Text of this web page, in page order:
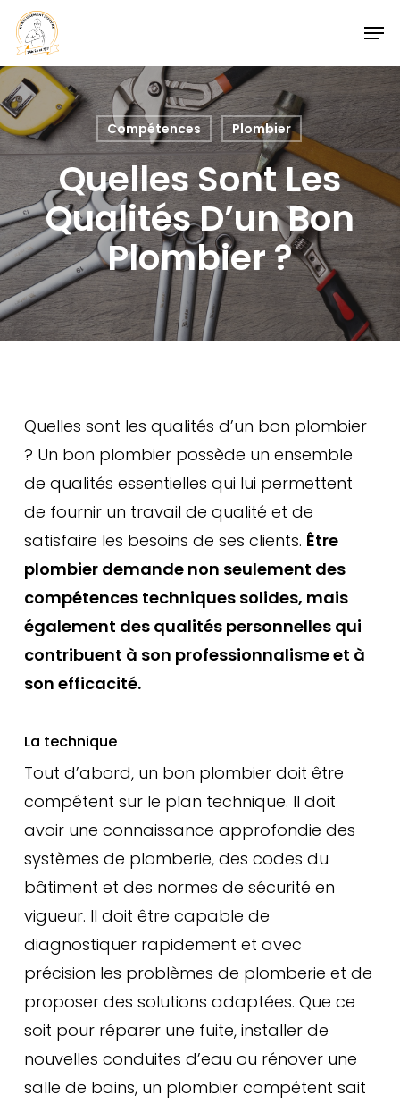
Skip
main
content
Compétences Plombier
Quelles Sont Les
Qualités D’un Bon
Plombier ?
Quelles sont les qualités d’un bon plombier
? Un bon plombier possède un ensemble
de qualités essentielles qui lui permettent
de fournir un travail de qualité et de
satisfaire les besoins de ses clients. Être
plombier demande non seulement des
compétences techniques solides, mais
également des qualités personnelles qui
contribuent à son professionnalisme et à
son efficacité.
La technique
Tout d’abord, un bon plombier doit être
compétent sur le plan technique. Il doit
avoir une connaissance approfondie des
systèmes de plomberie, des codes du
bâtiment et des normes de sécurité en
vigueur. Il doit être capable de
diagnostiquer rapidement et avec
précision les problèmes de plomberie et de
proposer des solutions adaptées. Que ce
soit pour réparer une fuite, installer de
nouvelles conduites d’eau ou rénover une
salle de bains, un plombier compétent sait
Menu